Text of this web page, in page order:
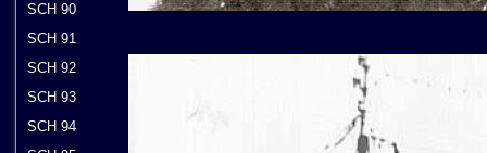
SCH 90
SCH 91
SCH 92
SCH 93
SCH 94